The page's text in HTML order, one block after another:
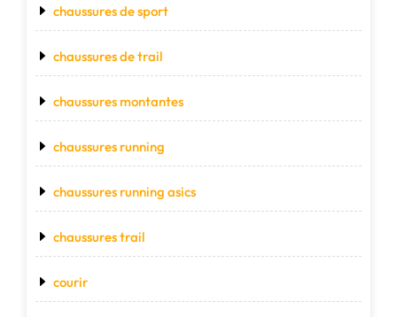
chaussures de sport
chaussures de trail
chaussures montantes
chaussures running
chaussures running asics
chaussures trail
courir